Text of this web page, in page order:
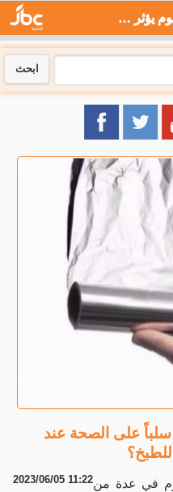
هل ورق الألومنيوم يؤثر سلباً على الصحة عند استخدامه للطبخ؟ - جي بي سي نيوز
ابحث
سلباً على الصحة عند
2023/06/05 11:22في عدة من